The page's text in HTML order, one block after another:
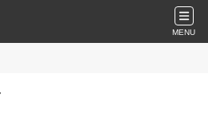
MENU